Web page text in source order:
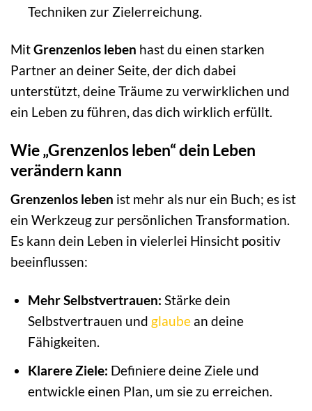
Techniken zur Zielerreichung.
MitGrenzenlos leben hast du einen starken
Partner an deiner Seite, der dich dabei
unterstützt, deine Träume zu verwirklichen und
ein Leben zu führen, das dich wirklich erfüllt.
Wie „Grenzenlos leben“ dein Leben
verändern kann
Grenzenlos leben ist mehr als nur ein Buch; es ist
ein Werkzeug zur persönlichen Transformation.
Es kann dein Leben in vielerlei Hinsicht positiv
beeinflussen:
Mehr Selbstvertrauen: Stärke dein
Selbstvertrauen und glaubean deine
Fähigkeiten.
Klarere Ziele: Definiere deine Ziele und
entwickle einen Plan, um sie zu erreichen.